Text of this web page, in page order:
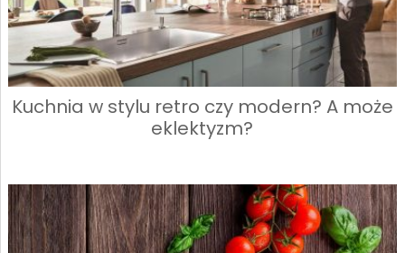
Kuchnia w stylu retro czy modern? A może
eklektyzm?